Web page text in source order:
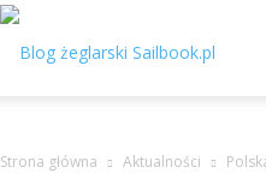
Strona główna Aktualności